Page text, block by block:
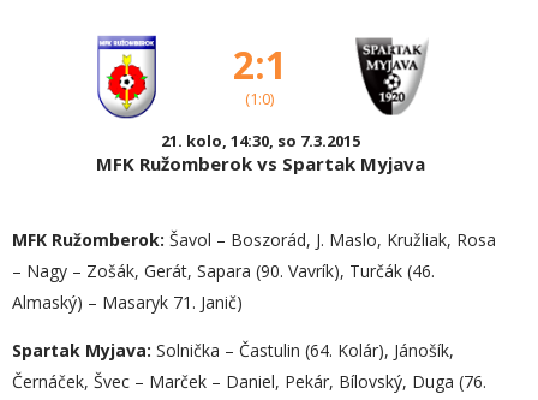
2:1
(1:0)
21. kolo, 14:30, so 7.3.2015
MFK Ružomberok vs Spartak Myjava
MFK Ružomberok: Šavol – Boszorád, J. Maslo, Kružliak, Rosa
– Nagy – Zošák, Gerát, Sapara (90. Vavrík), Turčák (46.
Almaský) – Masaryk 71. Janič)
Spartak Myjava: Solnička – Častulin (64. Kolár), Jánošík,
Černáček, Švec – Marček – Daniel, Pekár, Bílovský, Duga (76.